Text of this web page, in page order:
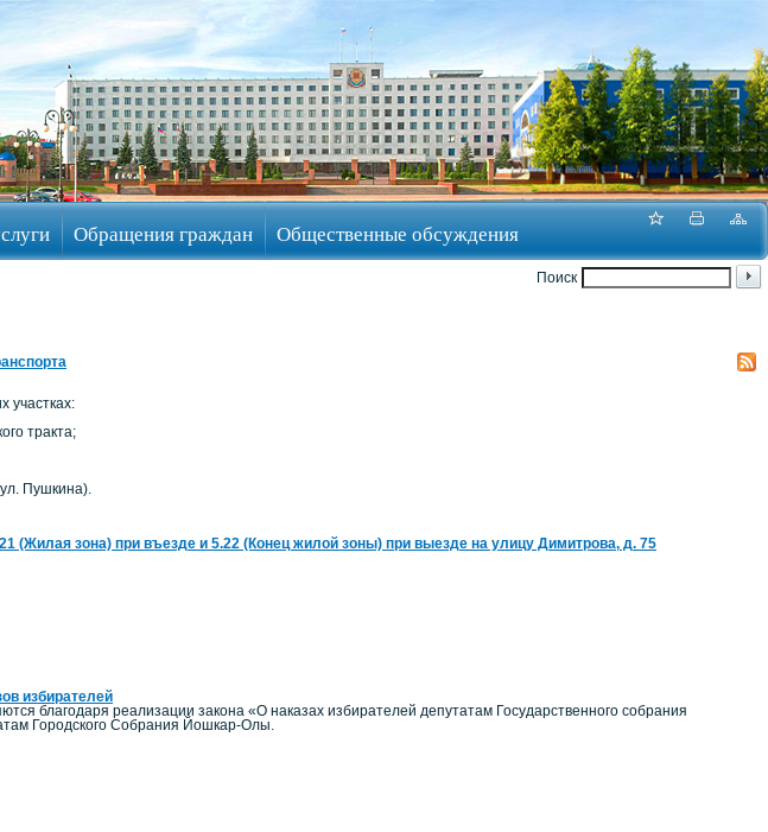
Обращения граждан Общественные обсуждения
Поиск
участках:
тракта;
Пушкина).
(Жилая зона) при въезде и 5.22 (Конец жилой зоны) при выезде на улицу Димитрова, д. 75
избирателей
благодаря реализации закона «О наказах избирателей депутатам Государственного собрания
Городского Собрания Йошкар-Олы.